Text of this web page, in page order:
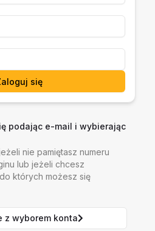
się
podając e-mail i wybierając
nie pamiętasz numeru
lub jeżeli chcesz
których możesz się
z wyborem konta